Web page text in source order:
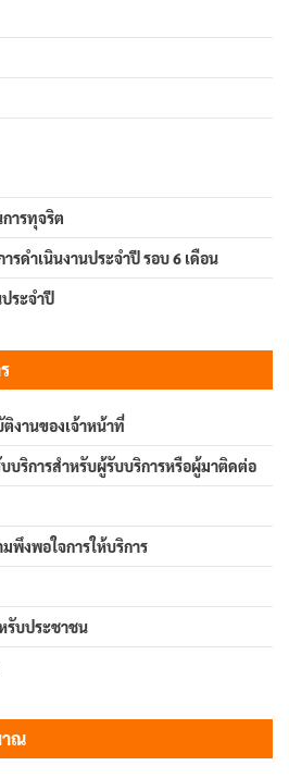
ารทุจริต
รดำเนินงานประจำปี รอบ 6 เดือน
ระจำปี
งานของเจ้าหน้าที่
บริการสำหรับผู้รับบริการหรือผู้มาติดต่อ
พึงพอใจการให้บริการ
รับประชาชน
าณ